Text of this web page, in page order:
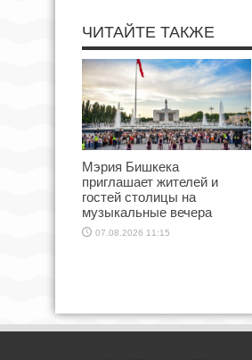
ЧИТАЙТЕ ТАКЖЕ
Мэрия Бишкека
приглашает жителей и
гостей столицы на
музыкальные вечера
07.08.2026 11:15